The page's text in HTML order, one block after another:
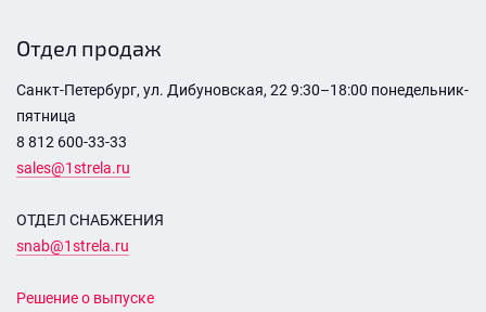
Отдел продаж
Санкт-Петербург, ул. Дибуновская, 22 9:30–18:00 понедельник-
пятница
8 812 600-33-33
sales@1strela.ru
ОТДЕЛ СНАБЖЕНИЯ
snab@1strela.ru
Решение о выпуске